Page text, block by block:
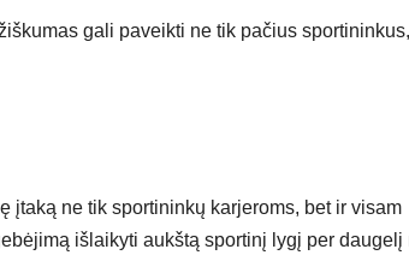
gali paveikti ne tik pačius
įtaką ne tik sportininkų karjeroms, bet ir visam
išlaikyti aukštą sportinį lygį per daugelį